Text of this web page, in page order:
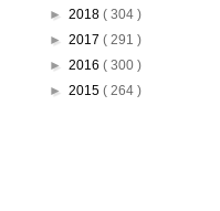
► 2018 ( 304 )
► 2017 ( 291 )
► 2016 ( 300 )
► 2015 ( 264 )